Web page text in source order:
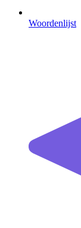
Woordenlijst